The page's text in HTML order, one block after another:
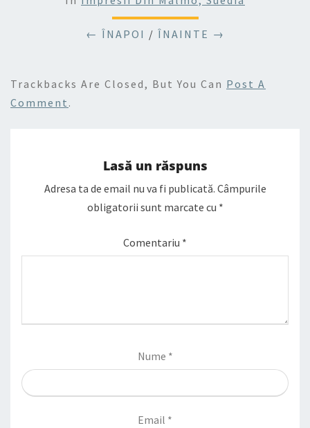
← ÎNAPOI / ÎNAINTE →
Trackbacks Are Closed, But You Can Post A
Comment .
Lasă un răspuns
Adresa ta de email nu va fi publicată. Câmpurile
obligatorii sunt marcate cu *
Comentariu *
Nume *
Email *